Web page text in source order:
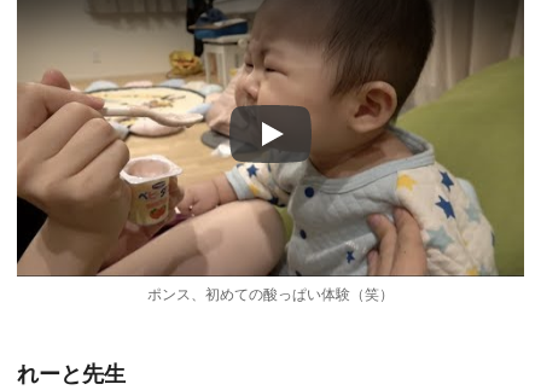
Play
ポンス、初めての酸っぱい体験（笑）
れーと先生